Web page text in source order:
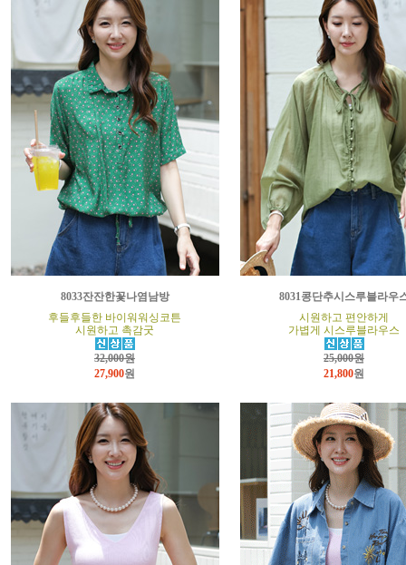
8033잔잔한꽃나염남방
후들후들한 바이워워싱코튼
시원하고 촉감굿
32,000원
27,900원
8031콩단추시스루블라우
시원하고 편안하게
가볍게 시스루블라우스
25,000원
21,800원